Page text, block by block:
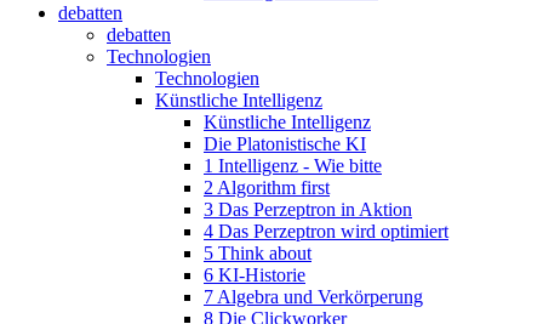
debatten
debatten
Technologien
Technologien
Künstliche Intelligenz
Künstliche Intelligenz
Die Platonistische KI
1 Intelligenz - Wie bitte
2 Algorithm first
3 Das Perzeptron in Aktion
4 Das Perzeptron wird optimiert
5 Think about
6 KI-Historie
7 Algebra und Verkörperung
8 Die Clickworker